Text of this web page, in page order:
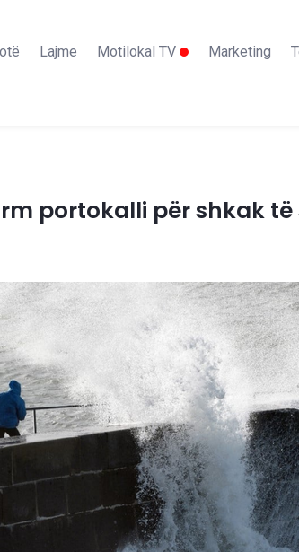
Lajme Motilokal TV Marketing
portokalli për shkak